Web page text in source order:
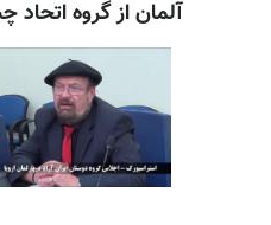
آلمان از گروه اتحاد